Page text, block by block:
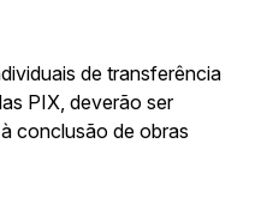
de transferência
PIX, deverão ser
conclusão de obras